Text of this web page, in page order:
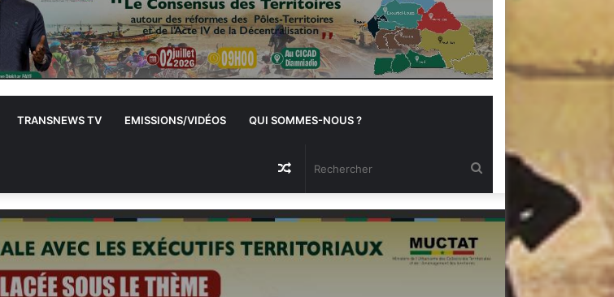
TRANSNEWS TV EMISSIONS/VIDÉOS QUI SOMMES-NOUS ?
Rechercher
Article
Aléatoire